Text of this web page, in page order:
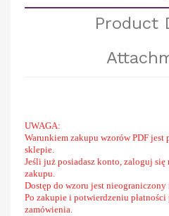
Product
UWAGA:
Warunkiem zakupu wzorów PDF jest
sklepie.
Jeśli już posiadasz konto, zaloguj się
zakupu.
Dostęp do wzoru jest
Po zakupie i potwierdzeniu
zamówienia.